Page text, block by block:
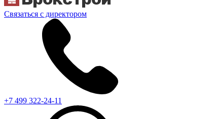
Связаться с директором
+7 499 322-24-11